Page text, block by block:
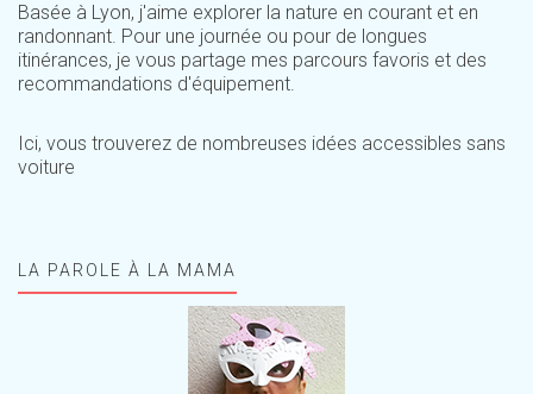
Basée à Lyon, j'aime explorer la nature en courant et en
randonnant. Pour une journée ou pour de longues
itinérances, je vous partage mes parcours favoris et des
recommandations d'équipement.
Ici, vous trouverez de nombreuses idées accessibles sans
voiture
LA PAROLE À LA MAMA